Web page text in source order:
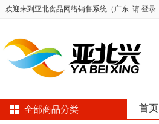
欢迎来到亚北食品网络销售系统（广东 请 登录
全部商品分类 首页